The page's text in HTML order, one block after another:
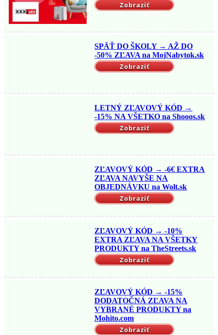
Zobraziť
SPÄŤ DO ŠKOLY → AŽ DO
-50% ZĽAVA na MojNabytok.sk
Zobraziť
LETNÝ ZĽAVOVÝ KÓD →
-15% NA VŠETKO na Shooos.sk
Zobraziť
ZĽAVOVÝ KÓD → -6€ EXTRA
ZĽAVA NAVYŠE NA
OBJEDNÁVKU na Wolt.sk
Zobraziť
ZĽAVOVÝ KÓD → -10%
EXTRA ZĽAVA NA VŠETKY
PRODUKTY na TheStreets.sk
Zobraziť
ZĽAVOVÝ KÓD → -15%
DODATOČNÁ ZĽAVA NA
VYBRANÉ PRODUKTY na
Mohito.com
Zobraziť